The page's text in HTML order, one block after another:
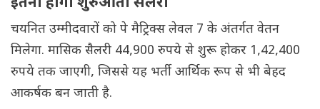
चयनित उम्मीदवारों को पे मैट्रिक्स लेवल 7 के अंतर्गत वेतन
मिलेगा. मासिक सैलरी 44,900 रुपये से शुरू होकर 1,42,400
रुपये तक जाएगी, जिससे यह भर्ती आर्थिक रूप से भी बेहद
आकर्षक बन जाती है.